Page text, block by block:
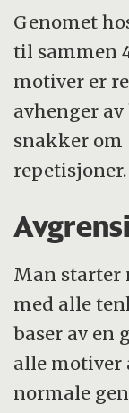
Genomet
til sammen
motiver er
avhenger
snakker om
repetisjoner.
Man starter
med alle
baser av en
alle motiver
normale